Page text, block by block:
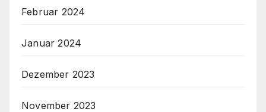
Februar 2024
Januar 2024
Dezember 2023
November 2023